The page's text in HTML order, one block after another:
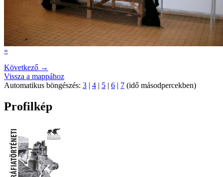
»
Következő →
Vissza a mappához
Automatikus böngészés: 3 | 4 | 5 | 6 | 7 (idő másodpercekben)
Profilkép